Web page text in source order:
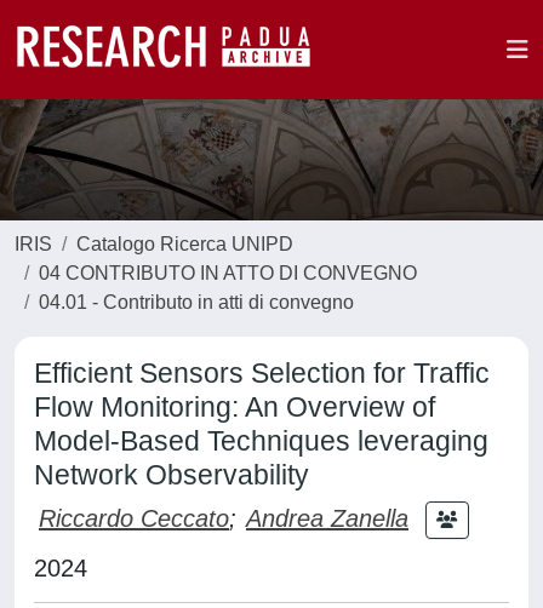
IRIS
Catalogo Ricerca UNIPD
04 CONTRIBUTO IN ATTO DI CONVEGNO
04.01 - Contributo in atti di convegno
Efficient Sensors Selection for Traffic
Flow Monitoring: An Overview of
Model-Based Techniques leveraging
Network Observability
Riccardo Ceccato; Andrea Zanella
2024